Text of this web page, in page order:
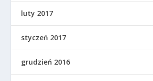
luty 2017
styczeń 2017
grudzień 2016